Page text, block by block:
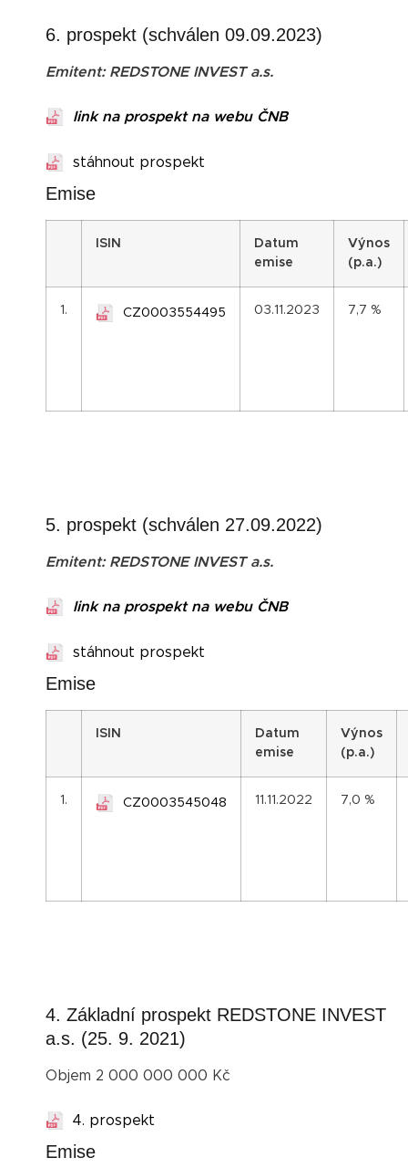
6. prospekt (schválen 09.09.2023)
Emitent: REDSTONE INVEST a.s.
link na prospekt na webu ČNB
stáhnout prospekt
Emise
SIN
Datum
emise
Výnos
(p.a.)
1. CZ0003554495 03.11.2023 7,7 %
5. prospekt (schválen 27.09.2022)
Emitent: REDSTONE INVEST a.s.
link na prospekt na webu ČNB
stáhnout prospekt
Emise
SIN
Datum
emise
Výnos
(p.a.)
1. CZ0003545048 11.11.2022 7,0 %
4. Základní prospekt REDSTONE INVEST
a.s. (25. 9. 2021)
Objem 2 000 000 000 Kč
4. prospekt
Emise